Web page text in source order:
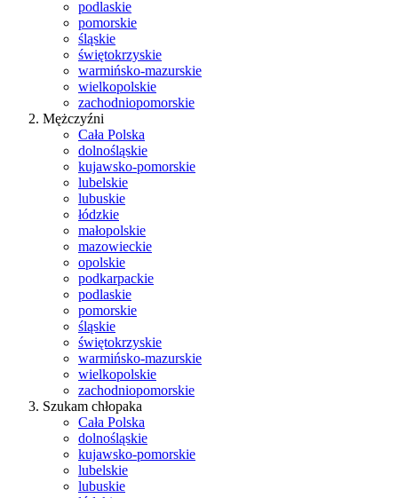
podlaskie
pomorskie
śląskie
świętokrzyskie
warmińsko-mazurskie
wielkopolskie
zachodniopomorskie
Mężczyźni
Cała Polska
dolnośląskie
kujawsko-pomorskie
lubelskie
lubuskie
łódzkie
małopolskie
mazowieckie
opolskie
podkarpackie
podlaskie
pomorskie
śląskie
świętokrzyskie
warmińsko-mazurskie
wielkopolskie
zachodniopomorskie
Szukam chłopaka
Cała Polska
dolnośląskie
kujawsko-pomorskie
lubelskie
lubuskie